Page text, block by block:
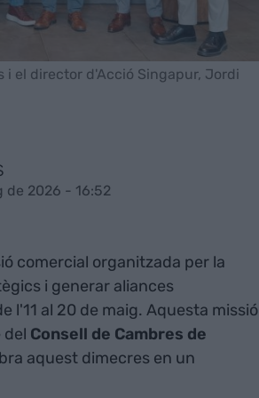
i el director d'Acció Singapur, Jordi
de 2026 - 16:52
comercial organitzada per la
i generar aliances
l'11 al 20 de maig. Aquesta missió
del Consell de Cambres de
aquest dimecres en un